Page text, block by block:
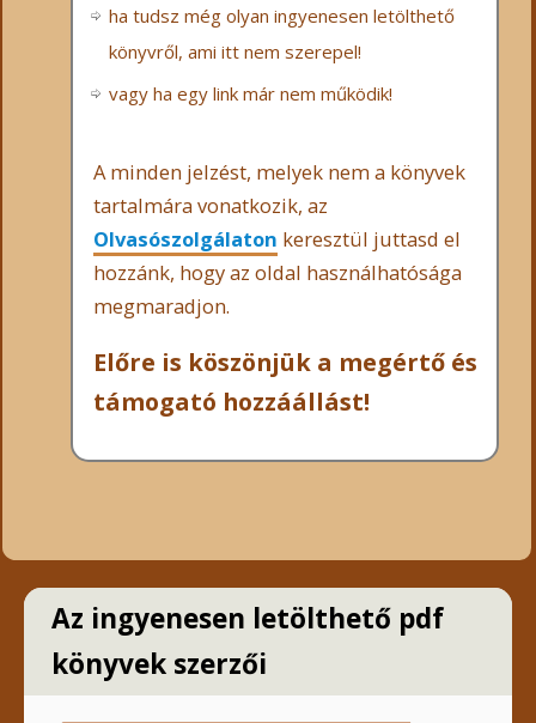
ha tudsz még olyan ingyenesen letölthető
könyvről, ami itt nem szerepel!
vagy ha egy link már nem működik!
A minden jelzést, melyek nem a könyvek
tartalmára vonatkozik, az
Olvasószolgálaton keresztül juttasd el
hozzánk, hogy az oldal használhatósága
megmaradjon.
Előre is köszönjük a megértő és
támogató hozzáállást!
Az ingyenesen letölthető pdf
könyvek szerzői